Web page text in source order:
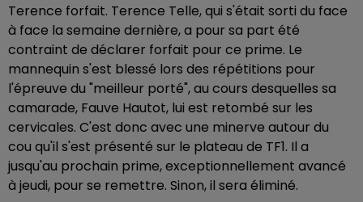
Terence forfait. Terence Telle, qui s'était sorti du face
à face la semaine dernière, a pour sa part été
contraint de déclarer forfait pour ce prime. Le
mannequin s'est blessé lors des répétitions pour
l'épreuve du "meilleur porté", au cours desquelles sa
camarade, Fauve Hautot, lui est retombé sur les
cervicales. C'est donc avec une minerve autour du
cou qu'il s'est présenté sur le plateau de TF1. Il a
jusqu'au prochain prime, exceptionnellement avancé
à jeudi, pour se remettre. Sinon, il sera éliminé.